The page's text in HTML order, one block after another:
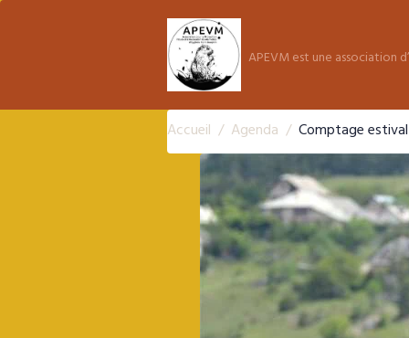
APEVM est une association
Accueil Agenda Comptage